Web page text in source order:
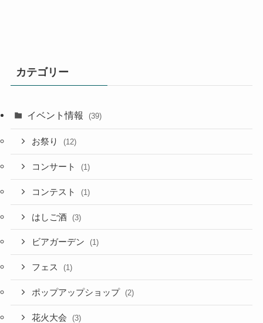
カテゴリー
イベント情報 (39)
お祭り (12)
コンサート (1)
コンテスト (1)
はしご酒 (3)
ビアガーデン (1)
フェス (1)
ポップアップショップ (2)
花火大会 (3)